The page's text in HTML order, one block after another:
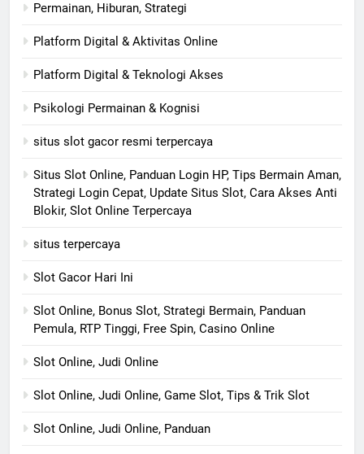
Permainan, Hiburan, Strategi
Platform Digital & Aktivitas Online
Platform Digital & Teknologi Akses
Psikologi Permainan & Kognisi
situs slot gacor resmi terpercaya
Situs Slot Online, Panduan Login HP, Tips Bermain Aman,
Strategi Login Cepat, Update Situs Slot, Cara Akses Anti
Blokir, Slot Online Terpercaya
situs terpercaya
Slot Gacor Hari Ini
Slot Online, Bonus Slot, Strategi Bermain, Panduan
Pemula, RTP Tinggi, Free Spin, Casino Online
Slot Online, Judi Online
Slot Online, Judi Online, Game Slot, Tips & Trik Slot
Slot Online, Judi Online, Panduan